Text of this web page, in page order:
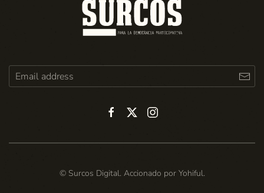
© Surcos Digital. Accionado por Yohiful.